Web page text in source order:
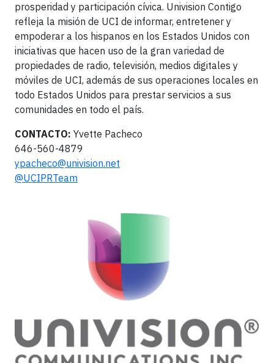
prosperidad y participación cívica. Univision Contigo
refleja la misión de UCI de informar, entretener y
empoderar a los hispanos en los Estados Unidos con
iniciativas que hacen uso de la gran variedad de
propiedades de radio, televisión, medios digitales y
móviles de UCI, además de sus operaciones locales en
todo Estados Unidos para prestar servicios a sus
comunidades en todo el país.
CONTACTO: Yvette Pacheco
646-560-4879
ypacheco@univision.net
@UCIPRTeam